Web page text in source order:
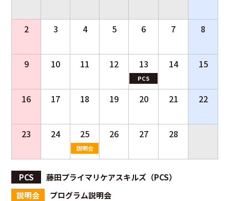
2 3 4 5 6 7 8
9 10 11 12 13
PCS
14 15
16 17 18 19 20 21 22
23 24 25
説明会
26 27 28
PCS
藤田プライマリケアスキルズ（PCS）
説明会
プログラム説明会